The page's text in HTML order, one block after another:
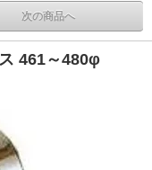
次の商品へ
461～480φ